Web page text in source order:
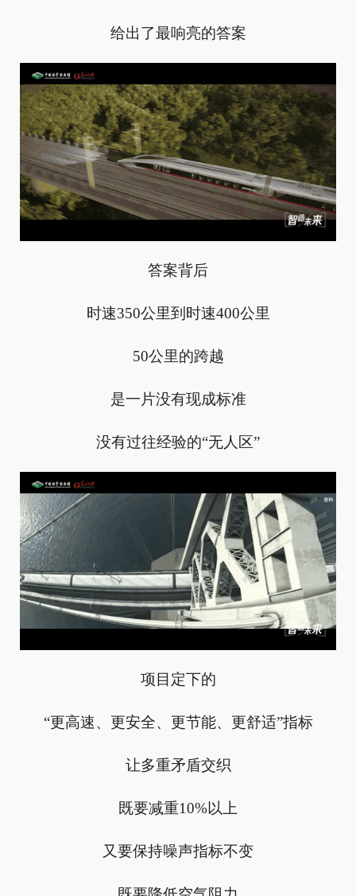
给出了最响亮的答案
答案背后
时速350公里到时速400公里
50公里的跨越
是一片没有现成标准
没有过往经验的“无人区”
项目定下的
“更高速、更安全、更节能、更舒适”指标
让多重矛盾交织
既要减重10%以上
又要保持噪声指标不变